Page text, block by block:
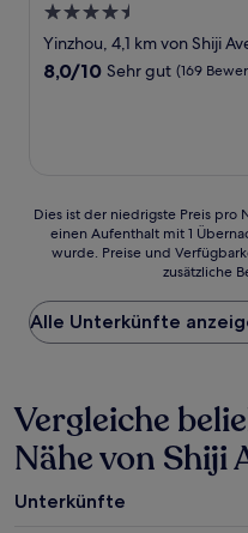
4.5-
Sterne-
Unterkunft
Yinzhou, 4,1 km von Shiji
8.0
8,0/10 Sehr gut (169
Dies
der
Preis
pro
Nacht,
den
letzten
24 Stunden
für
einen
Dies ist der niedrigste Preis pro
einen Aufenthalt mit 1
wurde. Preise und
zusätzliche
Alle Unterkünfte
Vergleiche
Nähe von Shiji
Unterkünfte